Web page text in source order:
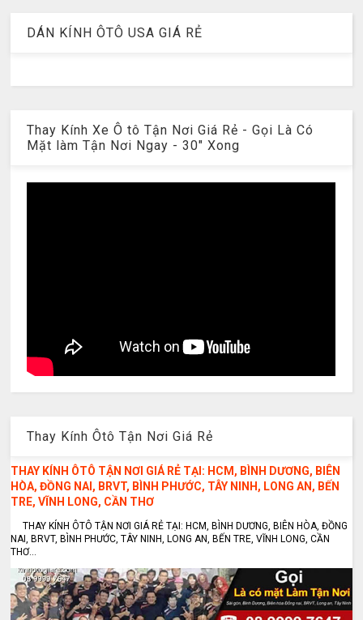
DÁN KÍNH ÔTÔ USA GIÁ RẺ
Thay Kính Xe Ô tô Tận Nơi Giá Rẻ - Gọi Là Có
Mặt làm Tận Nơi Ngay - 30" Xong
Thay Kính Ôtô Tận Nơi Giá Rẻ
THAY KÍNH ÔTÔ TẬN NƠI GIÁ RẺ TẠI: HCM, BÌNH DƯƠNG, BIÊN
HÒA, ĐỒNG NAI, BRVT, BÌNH PHƯỚC, TÂY NINH, LONG AN, BẾN
TRE, VĨNH LONG, CẦN THƠ
THAY KÍNH ÔTÔ TẬN NƠI GIÁ RẺ TẠI: HCM, BÌNH DƯƠNG, BIÊN HÒA, ĐỒNG
NAI, BRVT, BÌNH PHƯỚC, TÂY NINH, LONG AN, BẾN TRE, VĨNH LONG, CẦN
THƠ...